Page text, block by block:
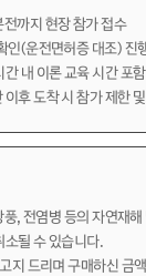
까지 현장 참가 접수
인(운전면허증 대조) 진
간 내 이론 교육 시간 포함
이후 도착 시 참가 제한
, 전염병 등의 자연재
소될 수 있습니다.
지 드리며 구매하신 금